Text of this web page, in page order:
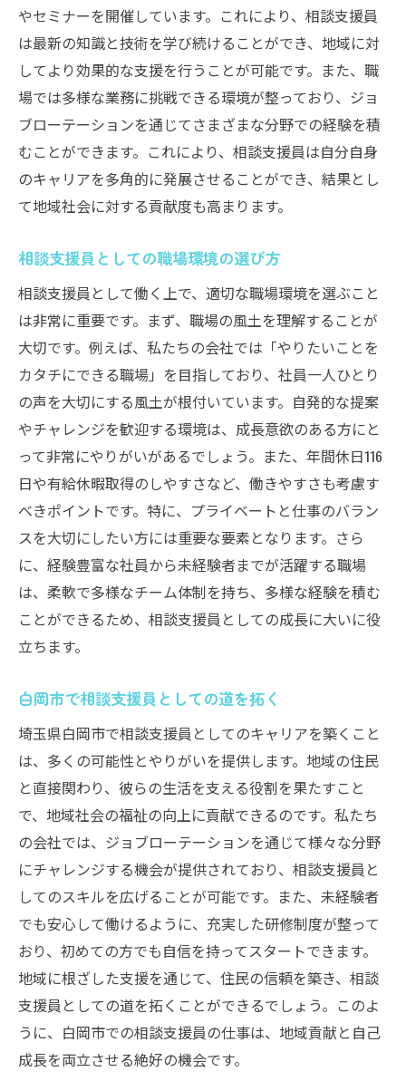
やセミナーを開催しています。これにより、相談支援員
は最新の知識と技術を学び続けることができ、地域に対
してより効果的な支援を行うことが可能です。また、職
場では多様な業務に挑戦できる環境が整っており、ジョ
ブローテーションを通じてさまざまな分野での経験を積
むことができます。これにより、相談支援員は自分自身
のキャリアを多角的に発展させることができ、結果とし
て地域社会に対する貢献度も高まります。
相談支援員としての職場環境の選び方
相談支援員として働く上で、適切な職場環境を選ぶこと
は非常に重要です。まず、職場の風土を理解することが
大切です。例えば、私たちの会社では「やりたいことを
カタチにできる職場」を目指しており、社員一人ひとり
の声を大切にする風土が根付いています。自発的な提案
やチャレンジを歓迎する環境は、成長意欲のある方にと
って非常にやりがいがあるでしょう。また、年間休日116
日や有給休暇取得のしやすさなど、働きやすさも考慮す
べきポイントです。特に、プライベートと仕事のバラン
スを大切にしたい方には重要な要素となります。さら
に、経験豊富な社員から未経験者までが活躍する職場
は、柔軟で多様なチーム体制を持ち、多様な経験を積む
ことができるため、相談支援員としての成長に大いに役
立ちます。
白岡市で相談支援員としての道を拓く
埼玉県白岡市で相談支援員としてのキャリアを築くこと
は、多くの可能性とやりがいを提供します。地域の住民
と直接関わり、彼らの生活を支える役割を果たすこと
で、地域社会の福祉の向上に貢献できるのです。私たち
の会社では、ジョブローテーションを通じて様々な分野
にチャレンジする機会が提供されており、相談支援員と
してのスキルを広げることが可能です。また、未経験者
でも安心して働けるように、充実した研修制度が整って
おり、初めての方でも自信を持ってスタートできます。
地域に根ざした支援を通じて、住民の信頼を築き、相談
支援員としての道を拓くことができるでしょう。このよ
うに、白岡市での相談支援員の仕事は、地域貢献と自己
成長を両立させる絶好の機会です。